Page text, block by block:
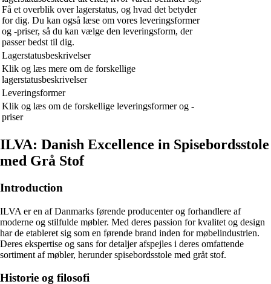
Få et overblik over lagerstatus, og hvad det betyder
for dig. Du kan også læse om vores leveringsformer
og -priser, så du kan vælge den leveringsform, der
passer bedst til dig.
Lagerstatusbeskrivelser
Klik og læs mere om de forskellige
lagerstatusbeskrivelser
Leveringsformer
Klik og læs om de forskellige leveringsformer og -
priser
ILVA: Danish Excellence in Spisebordsstole
med Grå Stof
Introduction
ILVA er en af Danmarks førende producenter og forhandlere af
moderne og stilfulde møbler. Med deres passion for kvalitet og design
har de etableret sig som en førende brand inden for møbelindustrien.
Deres ekspertise og sans for detaljer afspejles i deres omfattende
sortiment af møbler, herunder spisebordsstole med gråt stof.
Historie og filosofi